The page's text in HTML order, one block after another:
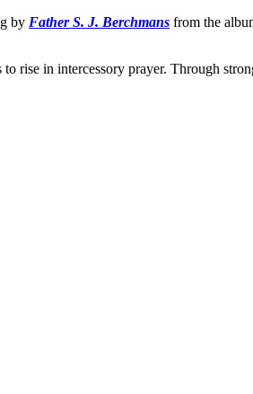
by Father S. J. Berchmans from the
rise in intercessory prayer. Through